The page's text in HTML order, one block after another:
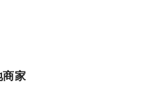
商家